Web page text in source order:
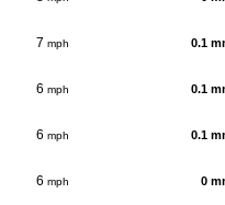
7 mph 0.1
6 mph 0.1
6 mph 0.1
6 mph 0